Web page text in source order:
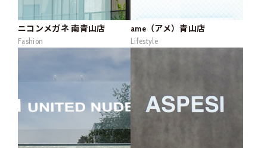
ニコンメガネ 南青山店
Fashion
ame（アメ）青山店
Lifestyle